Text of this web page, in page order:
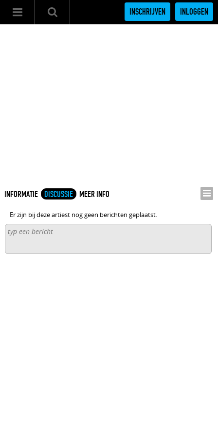
INSCHRIJVEN INLOGGEN
INFORMATIE DISCUSSIE MEER INFO
Er zijn bij deze artiest nog geen berichten geplaatst.